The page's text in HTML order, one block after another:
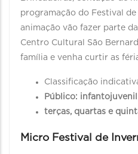
programação do Festival
animação vão fazer parte
Centro Cultural São
família e venha curtir as
Classificação
Público: infantojuvenil
terças, quartas e
Micro Festival de